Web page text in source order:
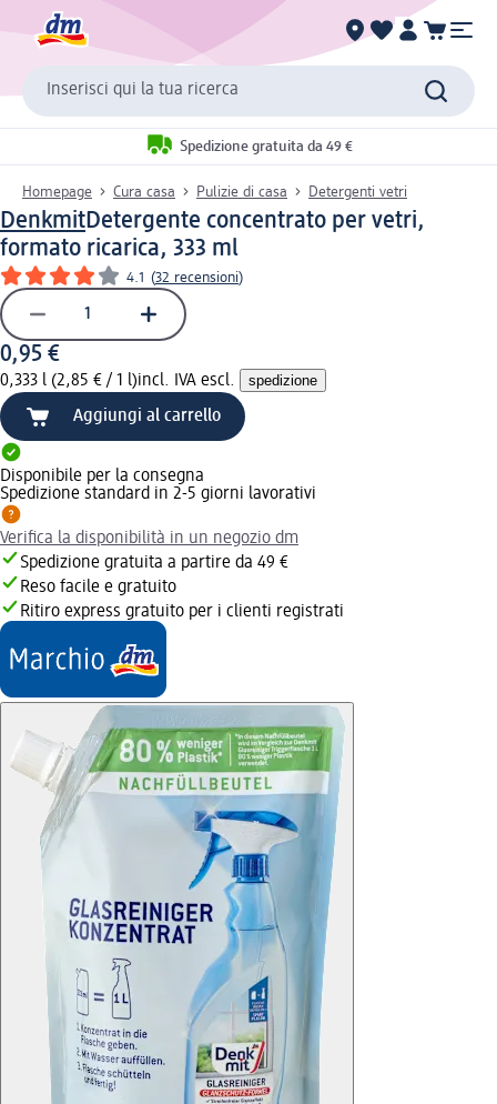
Inserisci qui la tua ricerca
Spedizione gratuita da 49 €
Homepage Cura casa Pulizie di casa Detergenti vetri
DenkmitDetergente concentrato per vetri,
formato ricarica, 333 ml
4.1 (32 recensioni)
0,95 €
0,333 l (2,85 € / 1 l)incl. IVA escl. spedizione
Aggiungi al carrello
Disponibile per la consegna
Spedizione standard in 2-5 giorni lavorativi
Verifica la disponibilità in un negozio dm
Spedizione gratuita a partire da 49 €
Reso facile e gratuito
Ritiro express gratuito per i clienti registrati